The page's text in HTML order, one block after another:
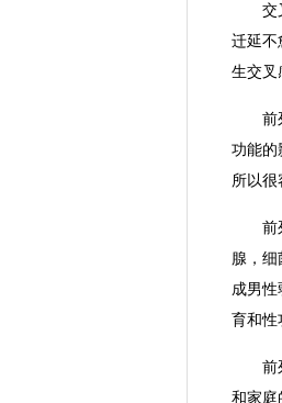
交叉
迁延不
生交叉
前列
功能的
所以很
前列
腺，细
成男性
育和性
前列
和家庭